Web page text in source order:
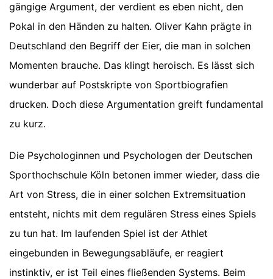
gängige Argument, der verdient es eben nicht, den
Pokal in den Händen zu halten. Oliver Kahn prägte in
Deutschland den Begriff der Eier, die man in solchen
Momenten brauche. Das klingt heroisch. Es lässt sich
wunderbar auf Postskripte von Sportbiografien
drucken. Doch diese Argumentation greift fundamental
zu kurz.
Die Psychologinnen und Psychologen der Deutschen
Sporthochschule Köln betonen immer wieder, dass die
Art von Stress, die in einer solchen Extremsituation
entsteht, nichts mit dem regulären Stress eines Spiels
zu tun hat. Im laufenden Spiel ist der Athlet
eingebunden in Bewegungsabläufe, er reagiert
instinktiv, er ist Teil eines fließenden Systems. Beim